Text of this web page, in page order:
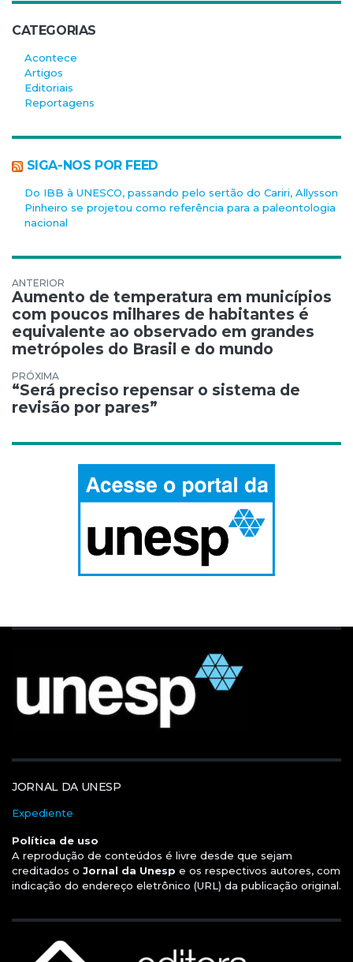
CATEGORIAS
Acontece
Artigos
Editoriais
Reportagens
SIGA-NOS POR FEED
Do IBB à UNESCO, passando pelo sertão do Cariri, Allysson
Pinheiro se projetou como referência para a paleontologia
nacional
Navegação de Post
Aumento de temperatura em municípios
com poucos milhares de habitantes é
equivalente ao observado em grandes
metrópoles do Brasil e do mundo
“Será preciso repensar o sistema de
revisão por pares”
JORNAL DA UNESP
Expediente
Política de uso
A reprodução de conteúdos é livre desde que sejam
creditados o Jornal da Unesp e os respectivos autores, com
indicação do endereço eletrônico (URL) da publicação original.